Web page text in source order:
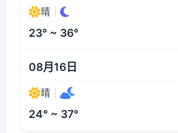
晴
23° ~ 36°
08月16日
晴
24° ~ 37°